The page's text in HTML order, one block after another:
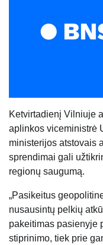
Ketvirtadienį Vilniuje
aplinkos viceministrė
ministerijos atstovais
sprendimai gali
regionų saugumą.
„Pasikeitus
nusausintų pelkių
pakeitimas pasienyje
stiprinimo, tiek prie